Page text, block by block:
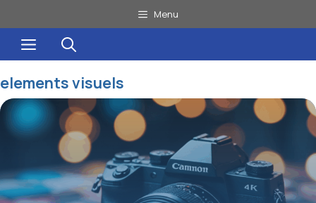
au
contenu
Menu
Menu
elements visuels